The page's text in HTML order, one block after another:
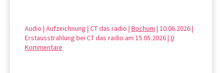
Audio | Aufzeichnung | CT das radio | Bochum | 10.06.2026 |
Erstausstrahlung bei CT das radio am 15.05.2026 | 0
Kommentare